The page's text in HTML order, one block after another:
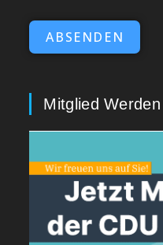
ABSENDEN
Mitglied Werden